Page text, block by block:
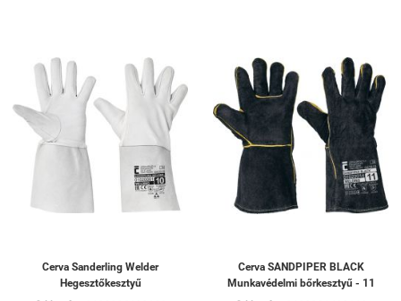
Cerva Sanderling Welder
Hegesztőkesztyű
Cerva SANDPIPER BLACK
Munkavédelmi bőrkesztyű - 11